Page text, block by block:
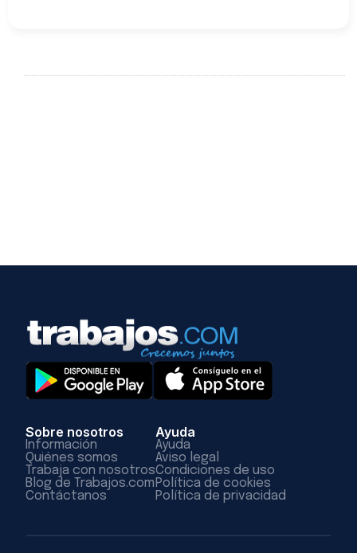
Sobre nosotros
Información
Quiénes somos
Trabaja con nosotros
Blog de Trabajos.com
Contáctanos
Ayuda
Ayuda
Aviso legal
Condiciones de uso
Política de cookies
Política de privacidad